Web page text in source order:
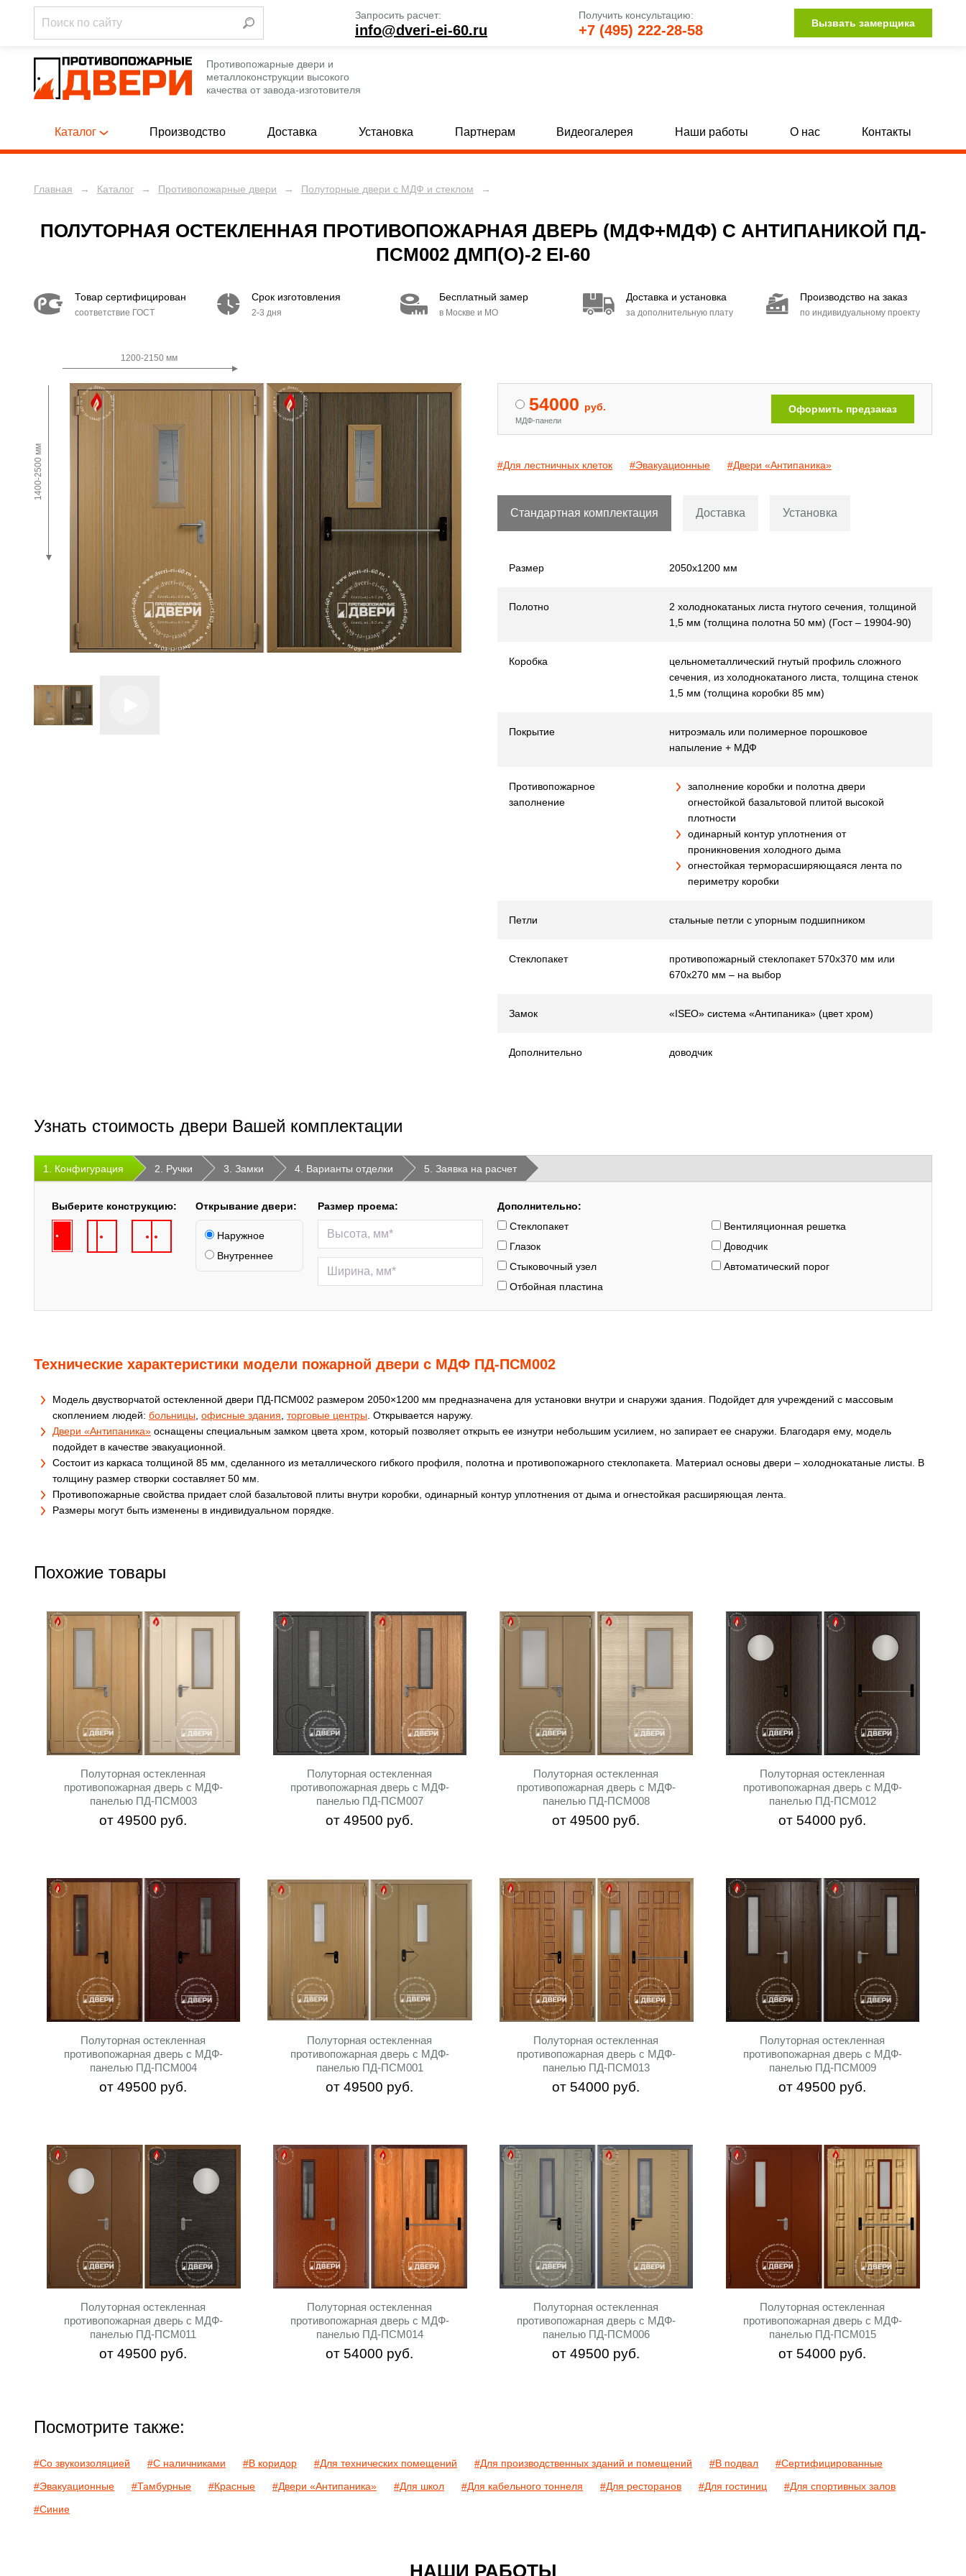
Запросить расчет:
info@dveri-ei-60.ru
Получить консультацию:
+7 (495) 222-28-58 Вызвать замерщика
Противопожарные двери и
металлоконструкции высокого
качества от завода-изготовителя
Каталог
ПРОТИВОПОЖАРНЫЕ ДВЕРИ [788]
ПРОТИВОПОЖАРНЫЕ ЛЮКИ [12]
Однопольные глухие двери [69] Однопольные двери со стеклом
Двупольные двери со стеклом [104] Двупольные глухие двери с МДФ
Полуторные двери с МДФ и стеклом [15] Двери EI 30 Двери с иллюминатором
Производство Доставка Установка Партнерам Видеогалерея Наши работы О нас Контакты
Главная → Каталог → Противопожарные двери → Полуторные двери с МДФ и стеклом →
ПОЛУТОРНАЯ ОСТЕКЛЕННАЯ ПРОТИВОПОЖАРНАЯ ДВЕРЬ (МДФ+МДФ) С АНТИПАНИКОЙ ПД-
ПСМ002 ДМП(О)-2 EI-60
Товар сертифицирован
соответствие ГОСТ
Срок изготовления
2-3 дня
Бесплатный замер
в Москве и МО
Доставка и установка
за дополнительную плату
Производство на заказ
по индивидуальному проекту
1200-2150 мм
1400-2500 мм
54000 руб.
МДФ-панели
Оформить предзаказ
#Для лестничных клеток #Эвакуационные #Двери «Антипаника»
Стандартная комплектация Доставка Установка
Размер 2050х1200 мм
Полотно
2 холоднокатаных листа гнутого сечения, толщиной
1,5 мм (толщина полотна 50 мм) (Гост – 19904-90)
Коробка
цельнометаллический гнутый профиль сложного
сечения, из холоднокатаного листа, толщина стенок
1,5 мм (толщина коробки 85 мм)
Покрытие
нитроэмаль или полимерное порошковое
напыление + МДФ
Противопожарное
заполнение
заполнение коробки и полотна двери
огнестойкой базальтовой плитой высокой
плотности
одинарный контур уплотнения от
проникновения холодного дыма
огнестойкая терморасширяющаяся лента по
периметру коробки
Петли стальные петли с упорным подшипником
Стеклопакет
противопожарный стеклопакет 570х370 мм или
670х270 мм – на выбор
Замок «ISEO» система «Антипаника» (цвет хром)
Дополнительно доводчик
Узнать стоимость двери Вашей комплектации
1. Конфигурация 2. Ручки 3. Замки 4. Варианты отделки 5. Заявка на расчет
Выберите конструкцию: Открывание двери:
Наружное
Внутреннее
Размер проема:
Дополнительно:
Стеклопакет
Вентиляционная решетка
Глазок
Доводчик
Стыковочный узел
Автоматический порог
Отбойная пластина
Технические характеристики модели пожарной двери с МДФ ПД-ПСМ002
Модель двустворчатой остекленной двери ПД-ПСМ002 размером 2050×1200 мм предназначена для установки внутри и снаружи здания. Подойдет для учреждений с массовым
скоплением людей: больницы офисные здания торговые центры . Открывается наружу.
Двери «Антипаника» оснащены специальным замком цвета хром, который позволяет открыть ее изнутри небольшим усилием, но запирает ее снаружи. Благодаря ему, модель
подойдет в качестве эвакуационной.
Состоит из каркаса толщиной 85 мм, сделанного из металлического гибкого профиля, полотна и противопожарного стеклопакета. Материал основы двери – холоднокатаные листы. В
толщину размер створки составляет 50 мм.
Противопожарные свойства придает слой базальтовой плиты внутри коробки, одинарный контур уплотнения от дыма и огнестойкая расширяющая лента.
Размеры могут быть изменены в индивидуальном порядке.
Похожие товары
Полуторная остекленная
противопожарная дверь с МДФ-
панелью ПД-ПСМ003
от49500 руб.
Полуторная остекленная
противопожарная дверь с МДФ-
панелью ПД-ПСМ007
от49500 руб.
Полуторная остекленная
противопожарная дверь с МДФ-
панелью ПД-ПСМ008
от49500 руб.
Полуторная остекленная
противопожарная дверь с МДФ-
панелью ПД-ПСМ012
от 54000 руб.
Полуторная остекленная
противопожарная дверь с МДФ-
панелью ПД-ПСМ004
от49500 руб.
Полуторная остекленная
противопожарная дверь с МДФ-
панелью ПД-ПСМ001
от49500 руб.
Полуторная остекленная
противопожарная дверь с МДФ-
панелью ПД-ПСМ013
от 54000 руб.
Полуторная остекленная
противопожарная дверь с МДФ-
панелью ПД-ПСМ009
от49500 руб.
Полуторная остекленная
противопожарная дверь с МДФ-
панелью ПД-ПСМ011
от49500 руб.
Полуторная остекленная
противопожарная дверь с МДФ-
панелью ПД-ПСМ014
от 54000 руб.
Полуторная остекленная
противопожарная дверь с МДФ-
панелью ПД-ПСМ006
от49500 руб.
Полуторная остекленная
противопожарная дверь с МДФ-
панелью ПД-ПСМ015
от 54000 руб.
Посмотрите также:
#Со звукоизоляцией #С наличниками #В коридор #Для технических помещений #Для производственных зданий и помещений #В подвал
#Сертифицированные
#Эвакуационные
#Тамбурные #Красные #Двери «Антипаника» #Для школ #Для кабельного тоннеля #Для ресторанов #Для гостиниц
#Для спортивных залов
#Синие
НАШИ РАБОТЫ